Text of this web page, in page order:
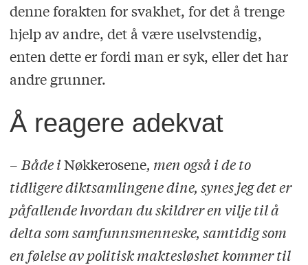
denne forakten for svakhet, for det å trenge
hjelp av andre, det å være uselvstendig,
enten dette er fordi man er syk, eller det har
andre grunner.
Å reagere adekvat
– Både iNøkkerosene, men også i de to
tidligere diktsamlingene dine, synes jeg det er
påfallende hvordan du skildrer en vilje til å
delta som samfunnsmenneske, samtidig som
en følelse av politisk maktesløshet kommer til